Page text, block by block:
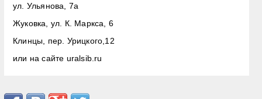
ул. Ульянова, 7а
Жуковка, ул. К. Маркса, 6
Клинцы, пер. Урицкого,12
или на сайте uralsib.ru